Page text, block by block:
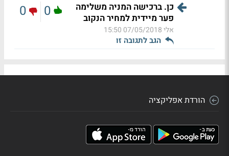
כן. ברכישה המניה משלימה
פער מיידית למחיר הנקוב
אלי07/05/2018 15:50
הגב לתגובה זו
0
0
הורדת אפליקציה